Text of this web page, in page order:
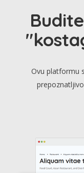
Ovu platformu